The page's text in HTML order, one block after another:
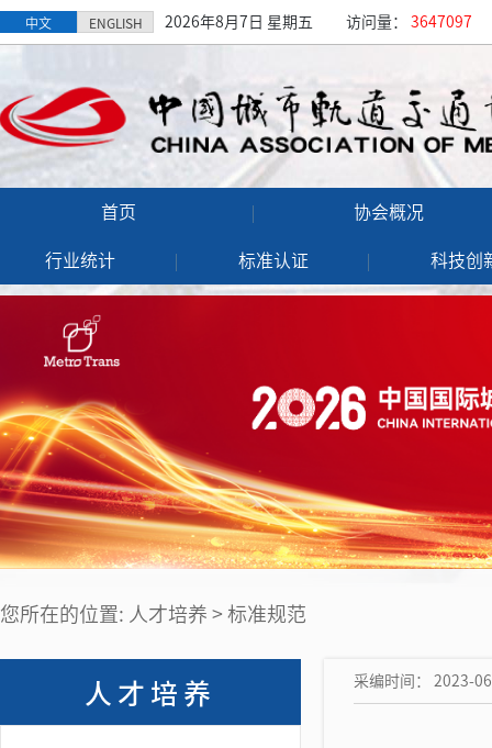
中文 ENGLISH 2026年8月7日 星期五 访问量： 3647097
首页 协会概况
行业统计 标准认证 科技创
您所在的位置: 人才培养 > 标准规范
人才培养 采编时间： 2023-